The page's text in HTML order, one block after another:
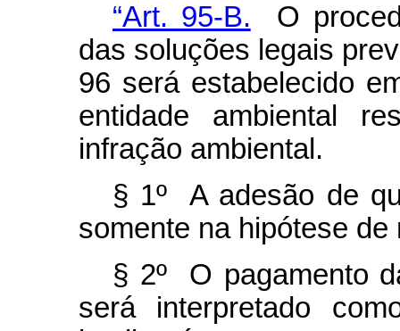
“Art. 95-B. O
das soluções legais
96 será estabelecido
entidade ambiental
infração ambiental.
§ 1º A adesão de
somente na hipótese
§ 2º O pagamento
será interpretado